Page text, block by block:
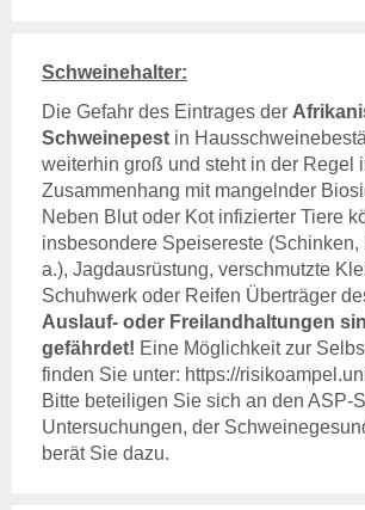
gelistete
Beihilfen
Beihilfe -
Schweinehalter:
Die Gefahr des Eintrages der
Schweinepest in
weiterhin groß und steht in der Regel
Zusammenhang mit mangelnder
Neben Blut oder Kot infizierter Tiere
insbesondere Speisereste (Schinken,
a.), Jagdausrüstung, verschmutzte
Schuhwerk oder Reifen Überträger
Auslauf- oder Freilandhaltungen
gefährdet! Eine Möglichkeit zur
finden Sie unter: https://
Bitte beteiligen Sie sich an den ASP-
Untersuchungen, der
berät Sie dazu.